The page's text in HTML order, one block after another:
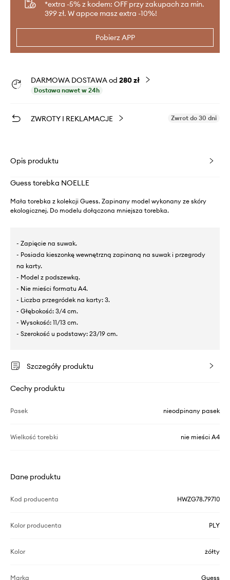
*extra -5% z kodem: OFF przy zakupach za min.
399 zł. W appce masz extra -10%!
Pobierz APP
DARMOWA DOSTAWA od 280 zł
Dostawa nawet w 24h
ZWROTY I REKLAMACJE Zwrot do 30 dni
Opis produktu
Guess torebka NOELLE
Mała torebka z kolekcji Guess. Zapinany model wykonany ze skóry
ekologicznej. Do modelu dołączona mniejsza torebka.
- Zapięcie na suwak.
- Posiada kieszonkę wewnętrzną zapinaną na suwak i przegrody
na karty.
- Model z podszewką.
- Nie mieści formatu A4.
- Liczba przegródek na karty: 3.
- Głębokość: 3/4 cm.
- Wysokość: 11/13 cm.
- Szerokość u podstawy: 23/19 cm.
Szczegóły produktu
Cechy produktu
Pasek nieodpinany pasek
Wielkość torebki nie mieści A4
Dane produktu
Kod producenta HWZG78.79710
Kolor producenta PLY
Kolor żółty
Marka Guess